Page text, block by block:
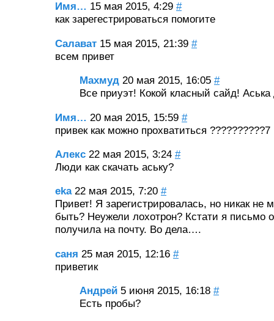
Имя… 15 мая 2015, 4:29 #
как зарегестрироваться помогите
Салават 15 мая 2015, 21:39 #
всем привет
Махмуд 20 мая 2015, 16:05 #
Все приуэт! Кокой класный сайд! Аська
Имя… 20 мая 2015, 15:59 #
привек как можно прохватиться ??????????7
Алекс 22 мая 2015, 3:24 #
Люди как скачать аську?
eka 22 мая 2015, 7:20 #
Привет! Я зарегистрировалась, но никак не
быть? Неужели лохотрон? Кстати я письмо
получила на почту. Во дела….
саня 25 мая 2015, 12:16 #
приветик
Андрей 5 июня 2015, 16:18 #
Есть пробы?